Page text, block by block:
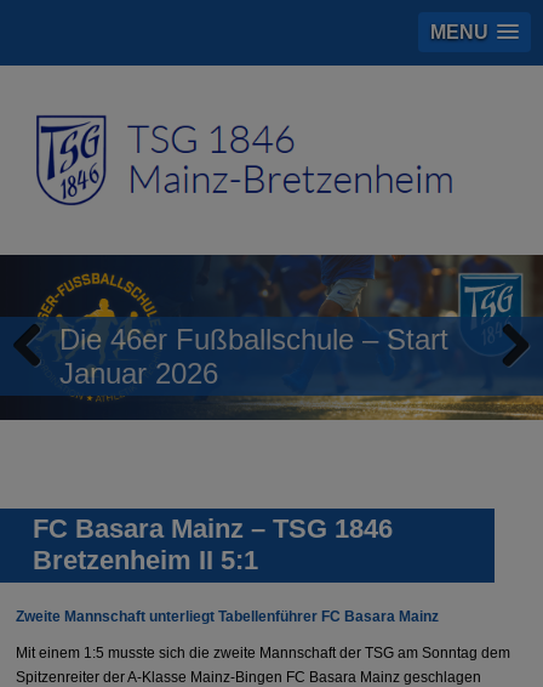
MENU
Die 46er Fußballschule – Start
Januar 2026
Previous
FC Basara Mainz – TSG 1846
Bretzenheim II 5:1
Zweite Mannschaft unterliegt Tabellenführer FC Basara Mainz
Mit einem 1:5 musste sich die zweite Mannschaft der TSG am Sonntag dem
Spitzenreiter der A-Klasse Mainz-Bingen FC Basara Mainz geschlagen